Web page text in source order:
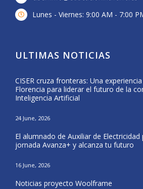
Lunes - Viernes: 9:00 AM - 7:00
ULTIMAS NOTICIAS
CISER cruza fronteras: Una
Florencia para liderar el futuro de la
Inteligencia Artificial
24 June, 2026
El alumnado de Auxiliar de Electricidad
jornada Avanza+ y alcanza tu futuro
16 June, 2026
Noticias proyecto Woolframe